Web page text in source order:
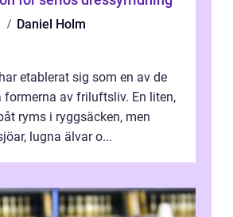
Daniel Holm
etablerat sig som en av de
formerna av friluftsliv. En liten,
ryms i ryggsäcken, men
lugna älvar o...